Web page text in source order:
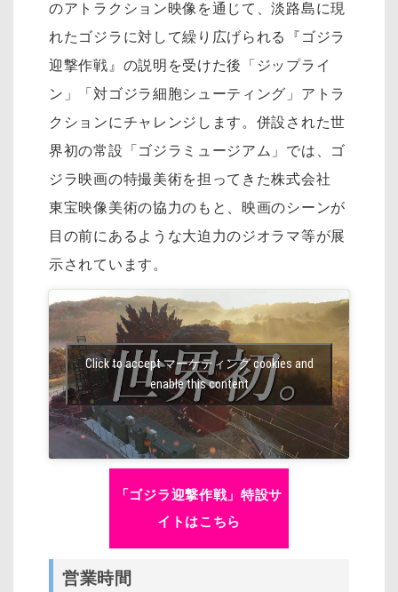
のアトラクション映像を通じて、淡路島に現
れたゴジラに対して繰り広げられる『ゴジラ
迎撃作戦』の説明を受けた後「ジップライ
ン」「対ゴジラ細胞シューティング」アトラ
クションにチャレンジします。併設された世
界初の常設「ゴジラミュージアム」では、ゴ
ジラ映画の特撮美術を担ってきた株式会社
東宝映像美術の協力のもと、映画のシーンが
目の前にあるような大迫力のジオラマ等が展
示されています。
Click to accept マーケティング cookies and
enable this content
「ゴジラ迎撃作戦」特設サ
イトはこちら
営業時間